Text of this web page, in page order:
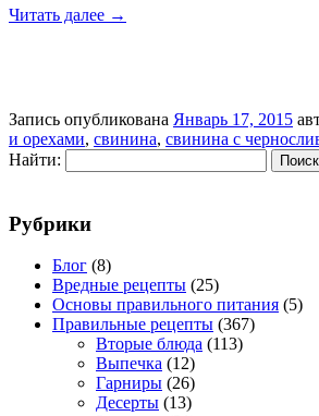
Читать далее →
Запись опубликована Январь 17, 2015
и орехами, свинина, свинина с
Найти:
Рубрики
Блог (8)
Вредные рецепты (25)
Основы правильного питания (5)
Правильные рецепты (367)
Вторые блюда (113)
Выпечка (12)
Гарниры (26)
Десерты (13)